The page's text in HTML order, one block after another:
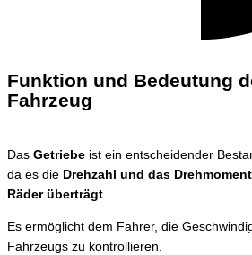
Funktion und Bedeutung
Fahrzeug
Das Getriebe ist ein entscheidender
da es die Drehzahl und das
Räder überträgt.
Es ermöglicht dem Fahrer, die
Fahrzeugs zu kontrollieren.